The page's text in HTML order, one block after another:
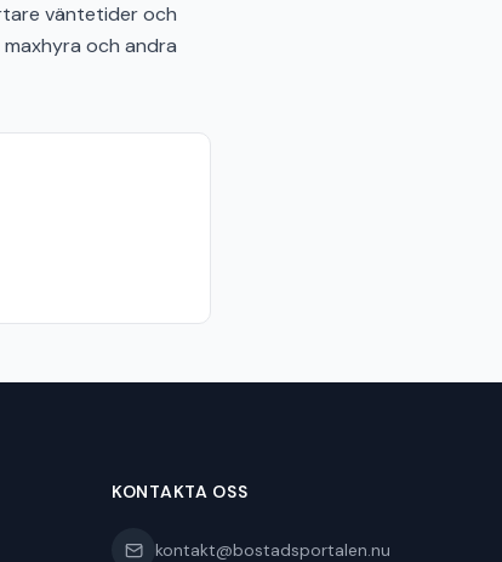
väntetider och
och andra
KONTAKTA OSS
kontakt@bostadsportalen.nu